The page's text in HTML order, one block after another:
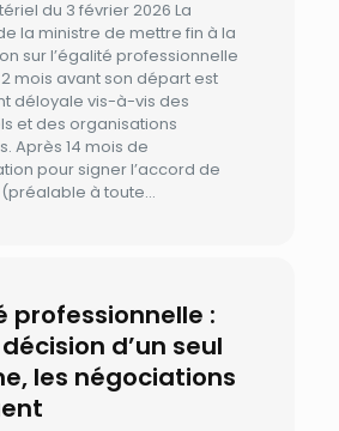
du 3 février 2026 La
la ministre de mettre fin à la
sur l’égalité professionnelle
mois avant son départ est
déloyale vis-à-vis des
et des organisations
Après 14 mois de
pour signer l’accord de
à toute…
professionnelle :
d’un seul
les négociations